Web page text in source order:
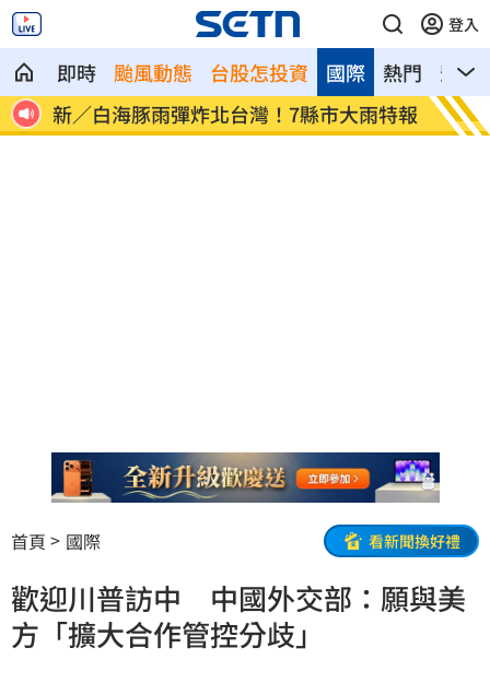
登入
即時 颱風動態 台股怎投資 熱門 影音
國際
道
新／白海豚雨彈炸北台灣！7縣市大雨特報
中士
曝
首頁 國際 看新聞換好禮
歡迎川普訪中 中國外交部：願與美
方「擴大合作管控分歧」